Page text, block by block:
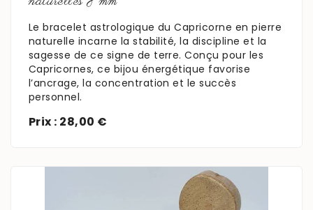
Le bracelet astrologique du Capricorne en pierre
naturelle incarne la stabilité, la discipline et la
sagesse de ce signe de terre. Conçu pour les
Capricornes, ce bijou énergétique favorise
l’ancrage, la concentration et le succès
personnel.
Prix : 28,00 €